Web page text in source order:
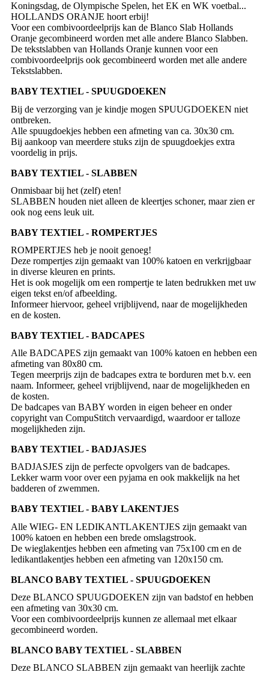
Koningsdag, de Olympische Spelen, het EK en WK voetbal...
HOLLANDS ORANJE hoort erbij!
Voor een combivoordeelprijs kan de Blanco Slab Hollands
Oranje gecombineerd worden met alle andere Blanco Slabben.
De tekstslabben van Hollands Oranje kunnen voor een
combivoordeelprijs ook gecombineerd worden met alle andere
Tekstslabben.
BABY TEXTIEL - SPUUGDOEKEN
Bij de verzorging van je kindje mogen SPUUGDOEKEN niet
ontbreken.
Alle spuugdoekjes hebben een afmeting van ca. 30x30 cm.
Bij aankoop van meerdere stuks zijn de spuugdoekjes extra
voordelig in prijs.
BABY TEXTIEL - SLABBEN
Onmisbaar bij het (zelf) eten!
SLABBEN houden niet alleen de kleertjes schoner, maar zien er
ook nog eens leuk uit.
BABY TEXTIEL - ROMPERTJES
ROMPERTJES heb je nooit genoeg!
Deze rompertjes zijn gemaakt van 100% katoen en verkrijgbaar
in diverse kleuren en prints.
Het is ook mogelijk om een rompertje te laten bedrukken met uw
eigen tekst en/of afbeelding.
Informeer hiervoor, geheel vrijblijvend, naar de mogelijkheden
en de kosten.
BABY TEXTIEL - BADCAPES
Alle BADCAPES zijn gemaakt van 100% katoen en hebben een
afmeting van 80x80 cm.
Tegen meerprijs zijn de badcapes extra te borduren met b.v. een
naam. Informeer, geheel vrijblijvend, naar de mogelijkheden en
de kosten.
De badcapes van BABY worden in eigen beheer en onder
copyright van CompuStitch vervaardigd, waardoor er talloze
mogelijkheden zijn.
BABY TEXTIEL - BADJASJES
BADJASJES zijn de perfecte opvolgers van de badcapes.
Lekker warm voor over een pyjama en ook makkelijk na het
badderen of zwemmen.
BABY TEXTIEL - BABY LAKENTJES
Alle WIEG- EN LEDIKANTLAKENTJES zijn gemaakt van
100% katoen en hebben een brede omslagstrook.
De wieglakentjes hebben een afmeting van 75x100 cm en de
ledikantlakentjes hebben een afmeting van 120x150 cm.
BLANCO BABY TEXTIEL - SPUUGDOEKEN
Deze BLANCO SPUUGDOEKEN zijn van badstof en hebben
een afmeting van 30x30 cm.
Voor een combivoordeelprijs kunnen ze allemaal met elkaar
BLANCO BABY TEXTIEL - SLABBEN
Deze BLANCO SLABBEN zijn gemaakt van heerlijk zachte